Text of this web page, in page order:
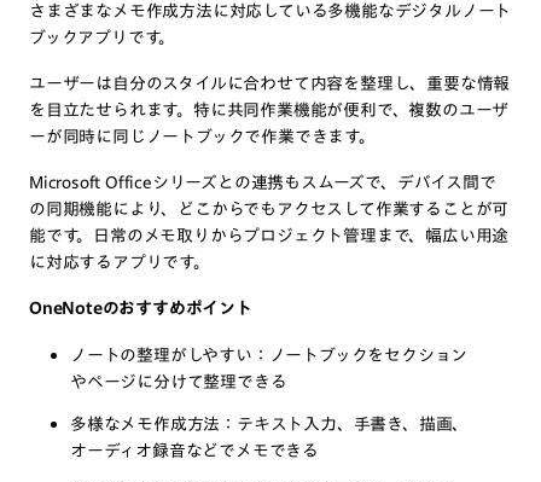
さまざまなメモ作成方法に対応している多機能なデジタルノート
ブックアプリです。
ユーザーは自分のスタイルに合わせて内容を整理し、重要な情報
を目立たせられます。特に共同作業機能が便利で、複数のユーザ
ーが同時に同じノートブックで作業できます。
Microsoft Officeシリーズとの連携もスムーズで、デバイス間で
の同期機能により、どこからでもアクセスして作業することが可
能です。日常のメモ取りからプロジェクト管理まで、幅広い用途
に対応するアプリです。
OneNoteのおすすめポイント
ノートの整理がしやすい：ノートブックをセクション
やページに分けて整理できる
多様なメモ作成方法：テキスト入力、手書き、描画、
オーディオ録音などでメモできる